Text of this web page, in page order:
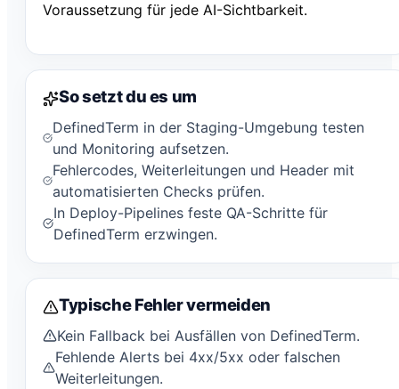
Voraussetzung für jede AI-Sichtbarkeit.
So setzt du es um
DefinedTerm in der Staging-Umgebung testen
und Monitoring aufsetzen.
Fehlercodes, Weiterleitungen und Header mit
automatisierten Checks prüfen.
In Deploy-Pipelines feste QA-Schritte für
DefinedTerm erzwingen.
Typische Fehler vermeiden
Kein Fallback bei Ausfällen von DefinedTerm.
Fehlende Alerts bei 4xx/5xx oder falschen
Weiterleitungen.